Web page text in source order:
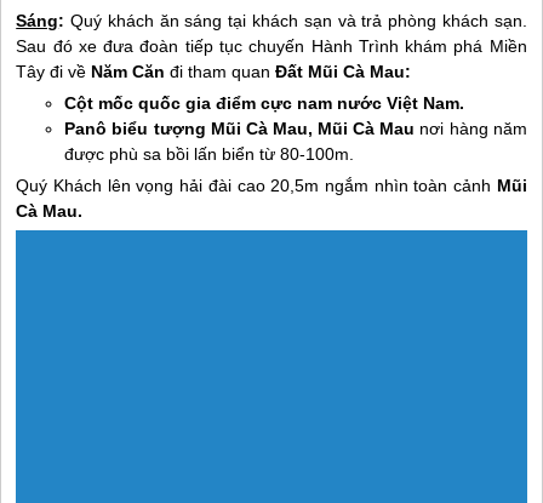
Sáng:Quý khách ăn sáng tại khách sạn và trả phòng khách sạn.
Sau đó xe đưa đoàn tiếp tục chuyến Hành Trình khám phá Miền
Tây đi về Năm Căn đi tham quanĐất Mũi Cà Mau:
Cột mốc quốc gia điểm cực nam nước Việt Nam.
Panô biểu tượng Mũi Cà Mau, Mũi Cà Mau nơi hàng năm
được phù sa bồi lấn biển từ 80-100m.
Quý Khách lên vọng hải đài cao 20,5m ngắm nhìn toàn cảnh Mũi
Cà Mau.